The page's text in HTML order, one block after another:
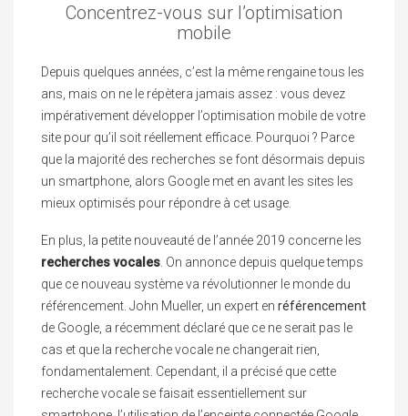
Concentrez-vous sur l’optimisation
mobile
Depuis quelques années, c’est la même rengaine tous les
ans, mais on ne le répètera jamais assez : vous devez
impérativement développer l’optimisation mobile de votre
site pour qu’il soit réellement efficace. Pourquoi ? Parce
que la majorité des recherches se font désormais depuis
un smartphone, alors Google met en avant les sites les
mieux optimisés pour répondre à cet usage.
En plus, la petite nouveauté de l’année 2019 concerne les
recherches vocales . On annonce depuis quelque temps
que ce nouveau système va révolutionner le monde du
référencement. John Mueller, un expert en référencement
de Google, a récemment déclaré que ce ne serait pas le
cas et que la recherche vocale ne changerait rien,
fondamentalement. Cependant, il a précisé que cette
recherche vocale se faisait essentiellement sur